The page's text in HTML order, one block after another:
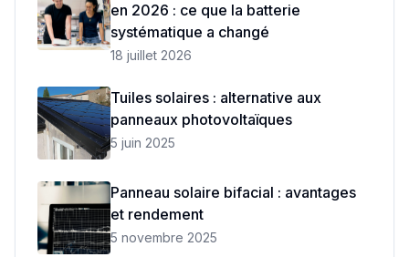
en 2026 : ce que la batterie
systématique a changé
18 juillet 2026
Tuiles solaires : alternative aux
panneaux photovoltaïques
5 juin 2025
Panneau solaire bifacial : avantages
et rendement
5 novembre 2025